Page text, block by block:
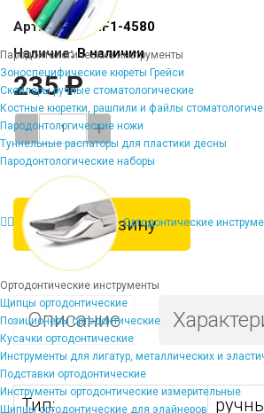
Пародонтологические инструменты
Зоноспецифические кюреты Грейси
Скейлеры ручные стоматологические
Костные кюретки, рашпили и файлы
Пародонтологические ножи
Туннельные распаторы для пластики десны
Пародонтологические наборы
Ортодонтические
Ортодонтические инструменты
Щипцы ортодонтические
Позиционеры ортодонтические
Кусачки ортодонтические
Инструменты для лигатур, металлических и
Подставки ортодонтические
Инструменты ортодонтические измерительные
Щипцы ортодонтические для элайнеров
Артикул:FI-HF1-4580
Наличие:В наличии
235 ₽
- +
В корзину
Описание
Тип: